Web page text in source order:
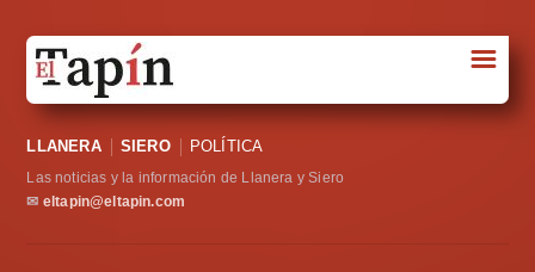
Sociedad
Política
☰
LLANERA SIERO POLÍTICA
Las noticias y la información de Llanera y Siero
✉ eltapin@eltapin.com